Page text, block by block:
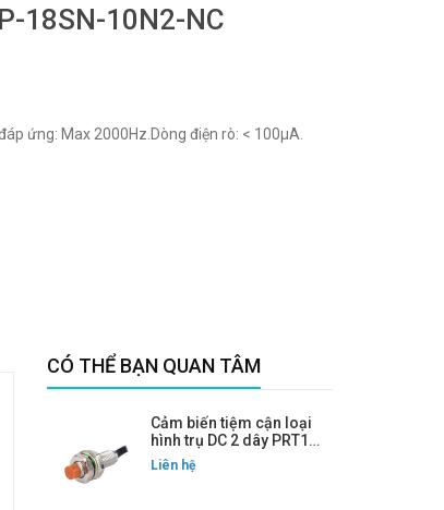
18SN-10N2-NC
ứng: Max 2000Hz.Dòng điện rò: < 100µA.
CÓ THỂ BẠN QUAN TÂM
Cảm biến tiệm cận loại
hình trụ DC 2 dây PRT18-
5DO
Liên hệ